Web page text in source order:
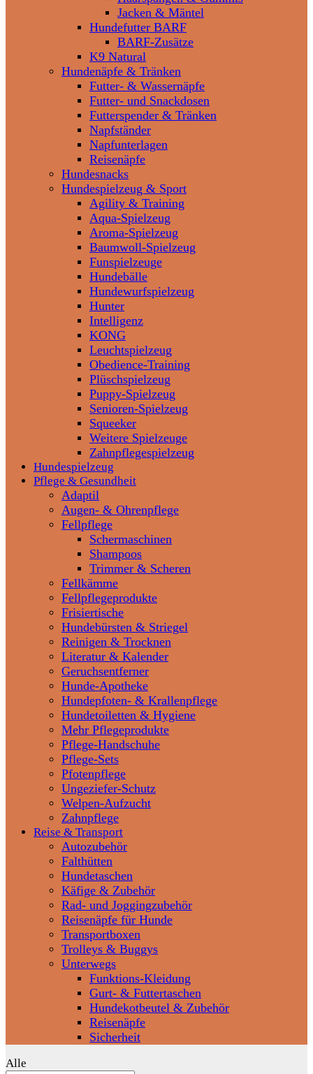
Jacken & Mäntel
Hundefutter BARF
BARF-Zusätze
K9 Natural
Hundenäpfe & Tränken
Futter- & Wassernäpfe
Futter- und Snackdosen
Futterspender & Tränken
Napfständer
Napfunterlagen
Reisenäpfe
Hundesnacks
Hundespielzeug & Sport
Agility & Training
Aqua-Spielzeug
Aroma-Spielzeug
Baumwoll-Spielzeug
Funspielzeuge
Hundebälle
Hundewurfspielzeug
Hunter
Intelligenz
KONG
Leuchtspielzeug
Obedience-Training
Plüschspielzeug
Puppy-Spielzeug
Senioren-Spielzeug
Squeeker
Weitere Spielzeuge
Zahnpflegespielzeug
Hundespielzeug
Pflege & Gesundheit
Adaptil
Augen- & Ohrenpflege
Fellpflege
Schermaschinen
Shampoos
Trimmer & Scheren
Fellkämme
Fellpflegeprodukte
Frisiertische
Hundebürsten & Striegel
Reinigen & Trocknen
Literatur & Kalender
Geruchsentferner
Hunde-Apotheke
Hundepfoten- & Krallenpflege
Hundetoiletten & Hygiene
Mehr Pflegeprodukte
Pflege-Handschuhe
Pflege-Sets
Pfotenpflege
Ungeziefer-Schutz
Welpen-Aufzucht
Zahnpflege
Reise & Transport
Autozubehör
Falthütten
Hundetaschen
Käfige & Zubehör
Rad- und Joggingzubehör
Reisenäpfe für Hunde
Transportboxen
Trolleys & Buggys
Unterwegs
Funktions-Kleidung
Gurt- & Futtertaschen
Hundekotbeutel & Zubehör
Reisenäpfe
Sicherheit
Alle